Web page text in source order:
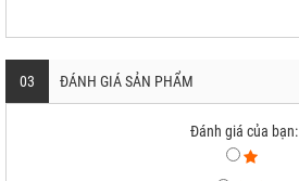
03 ĐÁNH GIÁ SẢN PHẨM
Đánh giá của bạn: